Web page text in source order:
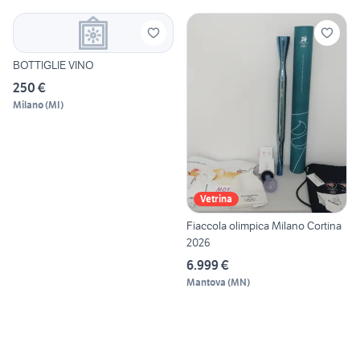
BOTTIGLIE VINO
250 €
Milano(MI)
Vetrina
Fiaccola olimpica Milano Cortina
2026
6.999 €
Mantova (MN)